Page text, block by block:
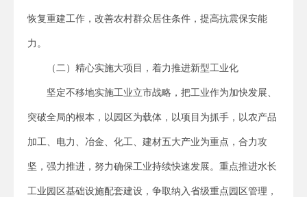
恢复重建工作，改善农村群众居住条件，提高抗震保安能
力。
（二）精心实施大项目，着力推进新型工业化
坚定不移地实施工业立市战略，把工业作为加快发展、
突破全局的根本，以园区为载体，以项目为抓手，以农产品
加工、电力、冶金、化工、建材五大产业为重点，合力攻
坚，强力推进，努力确保工业持续快速发展。重点推进水长
工业园区基础设施配套建设，争取纳入省级重点园区管理，